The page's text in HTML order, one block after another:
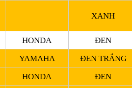
XANH
HONDA
ĐEN
YAMAHA
ĐEN TRẮNG
HONDA
ĐEN